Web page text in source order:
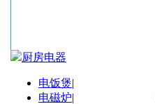
松下SR-CCK05-N电饭煲
厨房电器
电饭煲|
电磁炉|